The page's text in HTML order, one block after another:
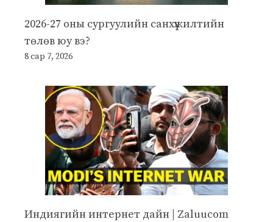
2026-27 оны сургуулийн санхүүжилтийн
төлөв юу вэ?
8 сар 7, 2026
Индиягийн интернет дайн | Zaluucom